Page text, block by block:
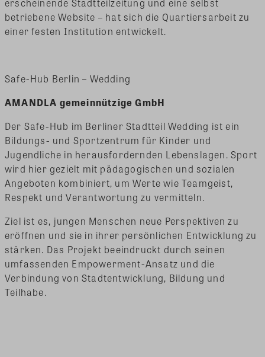
erscheinende Stadtteilzeitung und eine selbst
betriebene Website – hat sich die Quartiersarbeit zu
einer festen Institution entwickelt.
Safe-Hub Berlin – Wedding
AMANDLA gemeinnützige GmbH
Der Safe-Hub im Berliner Stadtteil Wedding ist ein
Bildungs- und Sportzentrum für Kinder und
Jugendliche in herausfordernden Lebenslagen. Sport
wird hier gezielt mit pädagogischen und sozialen
Angeboten kombiniert, um Werte wie Teamgeist,
Respekt und Verantwortung zu vermitteln.
Ziel ist es, jungen Menschen neue Perspektiven zu
eröffnen und sie in ihrer persönlichen Entwicklung zu
stärken. Das Projekt beeindruckt durch seinen
umfassenden Empowerment-Ansatz und die
Verbindung von Stadtentwicklung, Bildung und
Teilhabe.